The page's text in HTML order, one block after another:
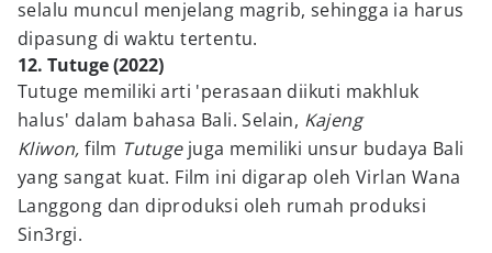
selalu muncul menjelang magrib, sehingga ia harus
dipasung di waktu tertentu.
12. Tutuge (2022)
Tutuge memiliki arti 'perasaan diikuti makhluk
halus' dalam bahasa Bali. Selain, Kajeng
Kliwon,film Tutuge juga memiliki unsur budaya Bali
yang sangat kuat. Film ini digarap oleh Virlan Wana
Langgong dan diproduksi oleh rumah produksi
Sin3rgi.